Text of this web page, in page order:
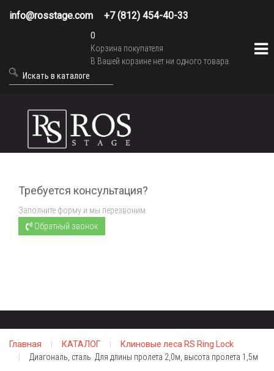
info@rosstage.com +7 (812) 454-40-33
0
Корзина покупателя
В Вашей корзине нет ни одного товара.
Требуется консультация?
Заполните форму и мы перезвоним.
Обратный звонок
Главная КАТАЛОГ
Клиновые леса RS Ring Lock
Диагональ, сталь. Для длины пролета 2,0м, высота пролета 1,5м